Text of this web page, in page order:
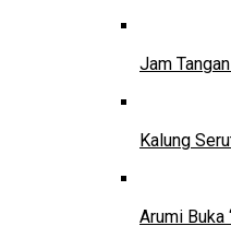
Jam
Kalung
Arumi Buka